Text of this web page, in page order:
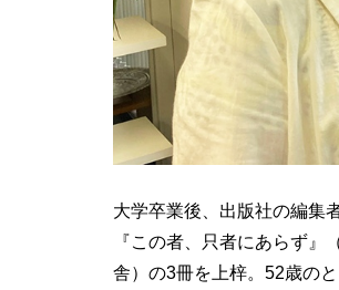
大学卒業後、出版社の編集
『この者、只者にあらず
舎）の3冊を上梓。52歳の